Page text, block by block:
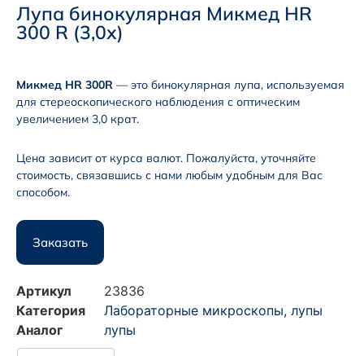
Лупа бинокулярная Микмед HR
300 R (3,0х)
Микмед HR 300R — это бинокулярная лупа, используемая
для стереоскопического наблюдения с оптическим
увеличением 3,0 крат.
Цена зависит от курса валют. Пожалуйста, уточняйте
стоимость, связавшись с нами любым удобным для Вас
способом.
Заказать
Артикул
23836
Категория
Лабораторные микроскопы, лупы
Аналог
лупы